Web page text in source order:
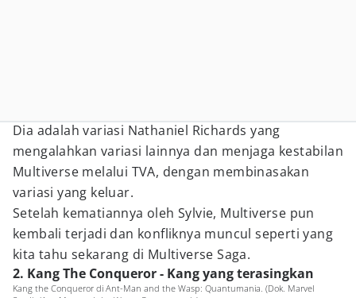
Dia adalah variasi Nathaniel Richards yang
mengalahkan variasi lainnya dan menjaga kestabilan
Multiverse melalui TVA, dengan membinasakan
variasi yang keluar.
Setelah kematiannya oleh Sylvie, Multiverse pun
kembali terjadi dan konfliknya muncul seperti yang
kita tahu sekarang di Multiverse Saga.
2. Kang The Conqueror - Kang yang terasingkan
Kang the Conqueror di Ant-Man and the Wasp: Quantumania. (Dok. Marvel